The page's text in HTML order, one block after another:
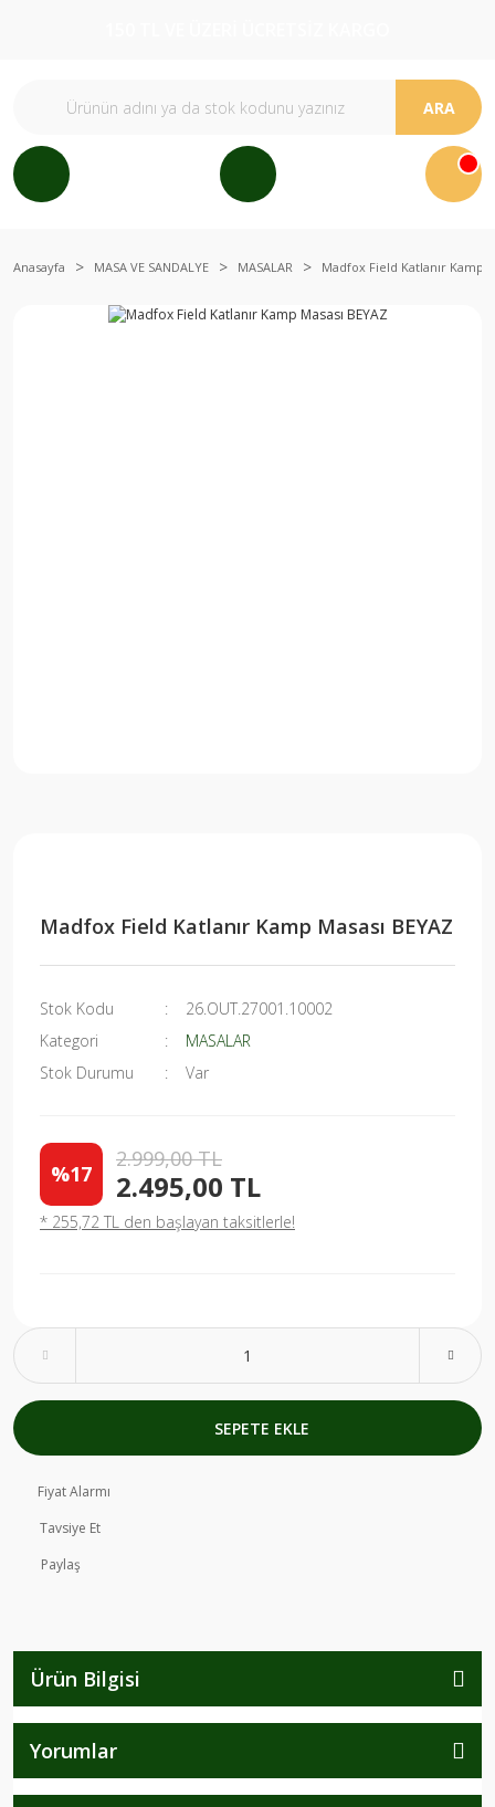
ARA
Anasayfa MASA VE SANDALYE MASALAR Madfox Field Katlanır Kamp
Madfox Field Katlanır Kamp Masası BEYAZ
Stok Kodu
26.OUT.27001.10002
Kategori
MASALAR
Stok Durumu
Var
%17
2.999,00 TL
2.495,00 TL
* 255,72 TL den başlayan taksitlerle!
SEPETE EKLE
Fiyat Alarmı
Tavsiye Et
Paylaş
Ürün Bilgisi
Yorumlar